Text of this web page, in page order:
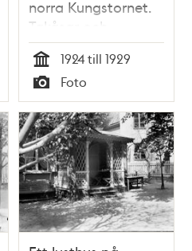
norra Kungstornet.
Takåsar och
Johannes kyrka i
bakgrunden.
Tid
1924 till 1929
Typ
Foto